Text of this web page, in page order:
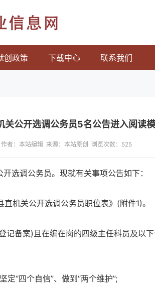
创政策 下载中心 联系我们
公开选调公务员5名公告进入阅读
：本站编辑 来源：本站原创 浏览次数： 525
选调公务员。现就有关事项公告如下：
机关公开选调公务员职位表》(附件1)。
备案)且在编在岗的四级主任科员及以下
定“四个自信”、做到“两个维护”;